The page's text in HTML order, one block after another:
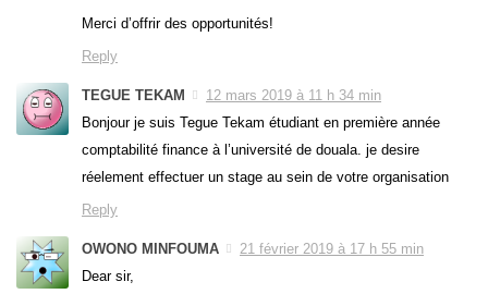
Merci d’offrir des opportunités!
Reply
TEGUE TEKAM
12 mars 2019 à 11 h 34 min
Bonjour je suis Tegue Tekam étudiant en première année
comptabilité finance à l’université de douala. je desire
réelement effectuer un stage au sein de votre organisation
Reply
OWONO MINFOUMA
21 février 2019 à 17 h 55 min
Dear sir,